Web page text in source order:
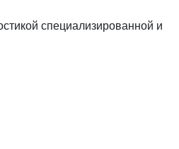
специализированной и